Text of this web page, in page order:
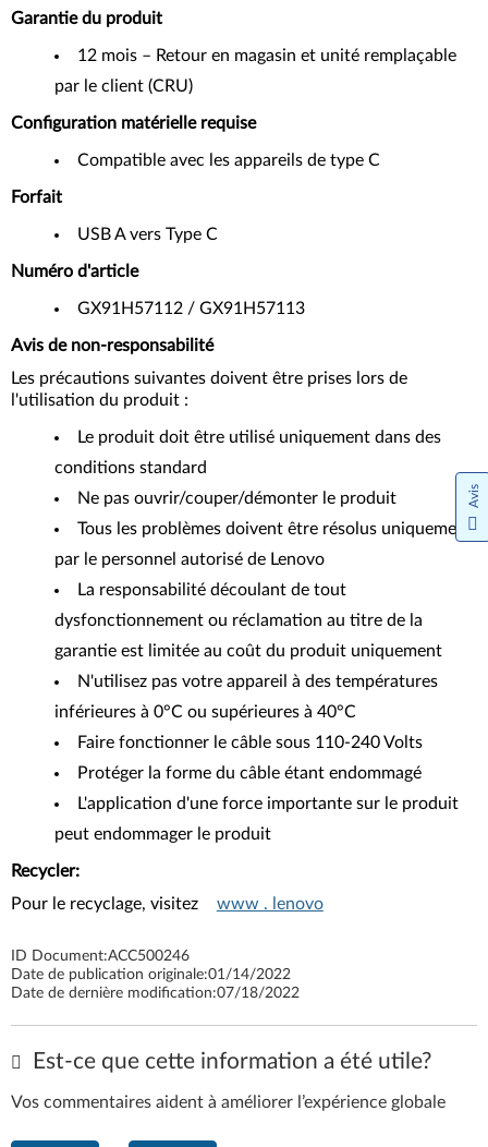
Garantie du produit
12 mois – Retour en magasin et unité remplaçable
par le client (CRU)
Configuration matérielle requise
Compatible avec les appareils de type C
Forfait
USB A vers Type C
Numéro d'article
GX91H57112 / GX91H57113
Avis de non-responsabilité
Les précautions suivantes doivent être prises lors de
l'utilisation du produit :
Le produit doit être utilisé uniquement dans des
conditions standard
Ne pas ouvrir/couper/démonter le produit
Tous les problèmes doivent être résolus uniquement
par le personnel autorisé de Lenovo
La responsabilité découlant de tout
dysfonctionnement ou réclamation au titre de la
garantie est limitée au coût du produit uniquement
N'utilisez pas votre appareil à des températures
inférieures à 0°C ou supérieures à 40°C
Faire fonctionner le câble sous 110-240 Volts
Protéger la forme du câble étant endommagé
L'application d'une force importante sur le produit
peut endommager le produit
Recycler:
Pour le recyclage, visitez
www . lenovo
ID Document:ACC500246
Date de publication originale:01/14/2022
Date de dernière modification:07/18/2022
Est-ce que cette information a été utile?
Vos commentaires aident à améliorer l’expérience globale
Avis